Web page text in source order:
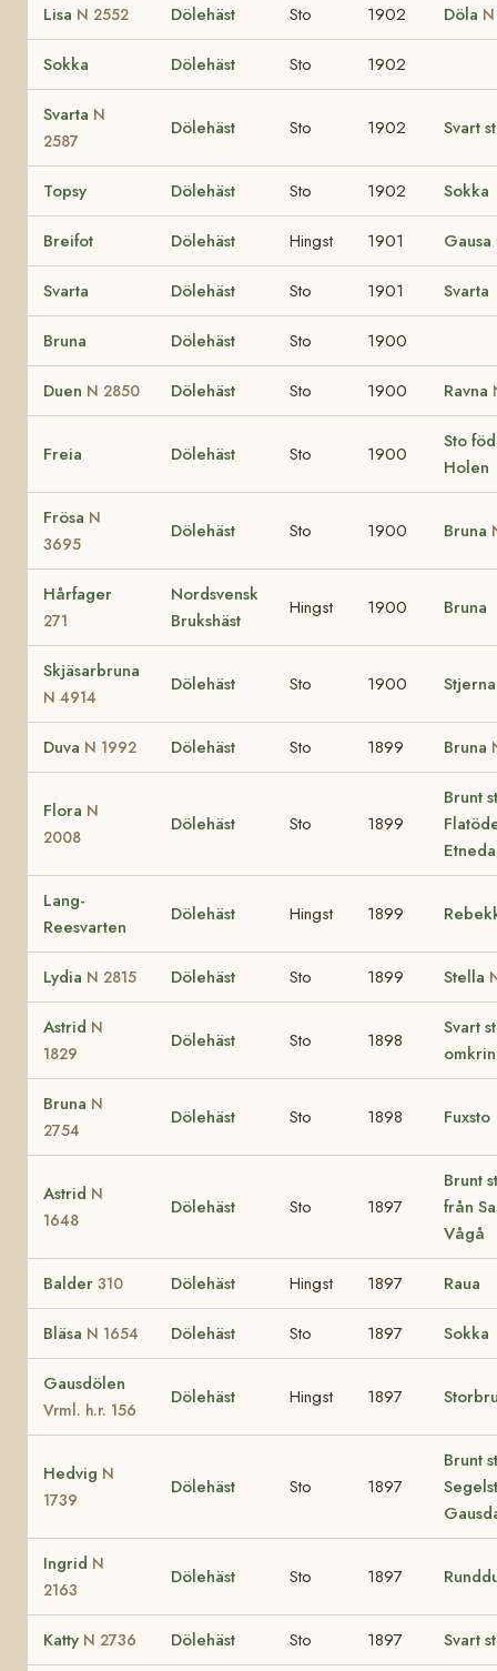
Lisa N 2552 Dölehäst Sto 1902 Döla
Sokka Dölehäst Sto 1902
Svarta N
2587
Dölehäst Sto 1902 Svart
Topsy Dölehäst Sto 1902 Sokka
Breifot Dölehäst Hingst 1901 Gausa
Svarta Dölehäst Sto 1901 Svarta
Bruna Dölehäst Sto 1900
Duen N 2850 Dölehäst Sto 1900 Ravna
Freia Dölehäst Sto 1900
Sto
Holen
Frösa N
3695
Dölehäst Sto 1900 Bruna
Hårfager
271
Nordsvensk
Brukshäst
Hingst 1900 Bruna
Skjäsarbruna
N 4914
Dölehäst Sto 1900
Duva N 1992 Dölehäst Sto 1899 Bruna
Flora N
2008
Dölehäst Sto 1899
Brunt
Lang-
Reesvarten
Dölehäst Hingst 1899
Lydia N 2815 Dölehäst Sto 1899 Stella
Astrid N
1829
Dölehäst Sto 1898
Svart
Bruna N
2754
Dölehäst Sto 1898 Fuxsto
Astrid N
1648
Dölehäst Sto 1897
Brunt
från
Vågå
Balder 310 Dölehäst Hingst 1897 Raua
Bläsa N 1654 Dölehäst Sto 1897 Sokka
Gausdölen
Vrml. h.r. 156
Dölehäst Hingst 1897
Hedvig N
1739
Dölehäst Sto 1897
Brunt
Ingrid N
2163
Dölehäst Sto 1897
Katty N 2736 Dölehäst Sto 1897 Svart